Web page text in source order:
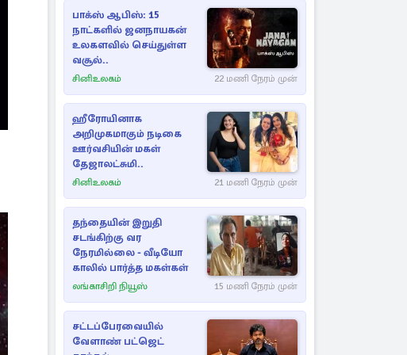
பாக்ஸ் ஆபிஸ்: 15
நாட்களில் ஜனநாயகன்
உலகளவில் செய்துள்ள
வசூல்..
சினிஉலகம் 22 மணி நேரம் முன்
ஹீரோயினாக
அறிமுகமாகும் நடிகை
ஊர்வசியின் மகள்
தேஜாலட்சுமி..
சினிஉலகம் 21 மணி நேரம் முன்
தந்தையின் இறுதி
சடங்கிற்கு வர
நேரமில்லை - வீடியோ
காலில் பார்த்த மகள்கள்
லங்காசிறி நியூஸ் 15 மணி நேரம் முன்
சட்டப்பேரவையில்
வேளாண் பட்ஜெட்